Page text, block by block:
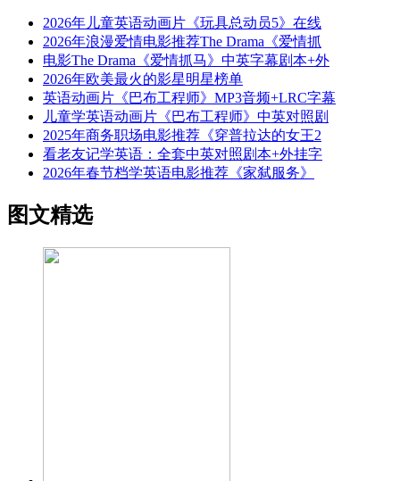
2026年儿童英语动画片《玩具总动员5》在线
2026年浪漫爱情电影推荐The Drama《爱情抓
电影The Drama《爱情抓马》中英字幕剧本+外
2026年欧美最火的影星明星榜单
英语动画片《巴布工程师》MP3音频+LRC字幕
儿童学英语动画片《巴布工程师》中英对照剧
2025年商务职场电影推荐《穿普拉达的女王2
看老友记学英语：全套中英对照剧本+外挂字
2026年春节档学英语电影推荐《家弑服务》
图文精选